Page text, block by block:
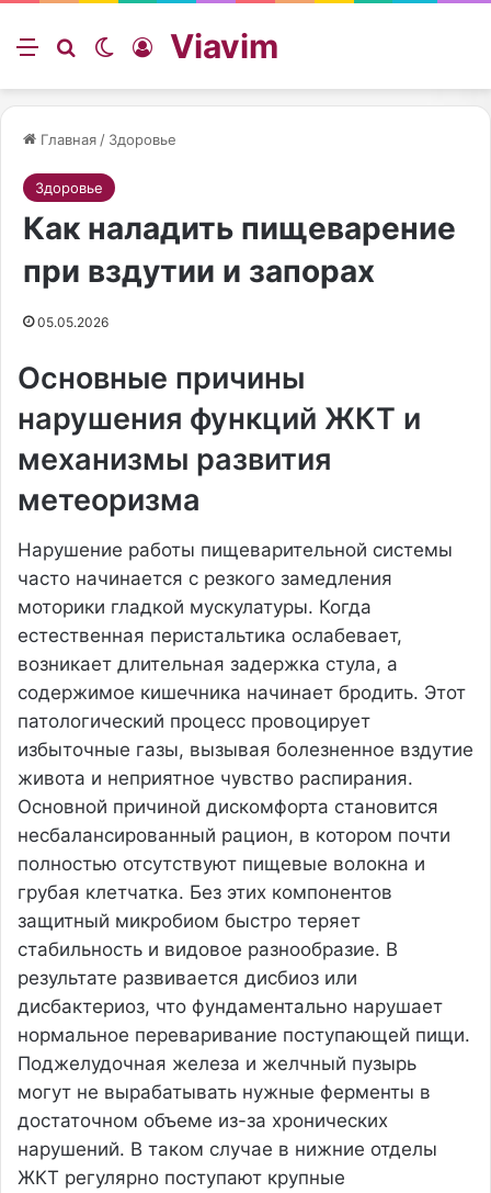
Меню ИскатьSwitch skin
Войти
Viavim
Главная / Здоровье
Здоровье
Как наладить пищеварение
при вздутии и запорах
05.05.2026
Основные причины
нарушения функций ЖКТ и
механизмы развития
метеоризма
Нарушение работы пищеварительной системы
часто начинается с резкого замедления
моторики гладкой мускулатуры. Когда
естественная перистальтика ослабевает,
возникает длительная задержка стула, а
содержимое кишечника начинает бродить. Этот
патологический процесс провоцирует
избыточные газы, вызывая болезненное вздутие
живота и неприятное чувство распирания.
Основной причиной дискомфорта становится
несбалансированный рацион, в котором почти
полностью отсутствуют пищевые волокна и
грубая клетчатка. Без этих компонентов
защитный микробиом быстро теряет
стабильность и видовое разнообразие. В
результате развивается дисбиоз или
дисбактериоз, что фундаментально нарушает
нормальное переваривание поступающей пищи.
Поджелудочная железа и желчный пузырь
могут не вырабатывать нужные ферменты в
достаточном объеме из-за хронических
нарушений. В таком случае в нижние отделы
ЖКТ регулярно поступают крупные